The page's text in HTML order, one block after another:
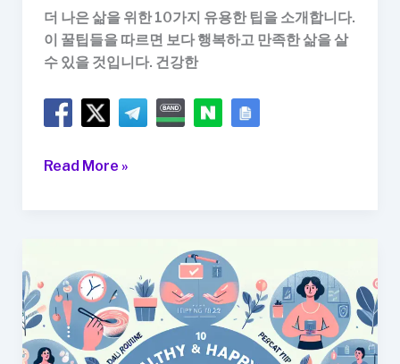
더 나은 삶을 위한 10가지 유용한 팁을 소개합니다.
이 꿀팁들을 따르면 보다 행복하고 만족한 삶을 살
수 있을 것입니다. 건강한
10
로
더
나
Read More »